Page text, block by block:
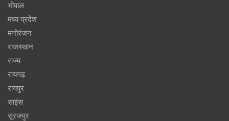
भोपाल
मध्य प्रदेश
मनोरंजन
राजस्थान
राज्य
रायगढ़
रायपुर
साइंस
सूरजपुर